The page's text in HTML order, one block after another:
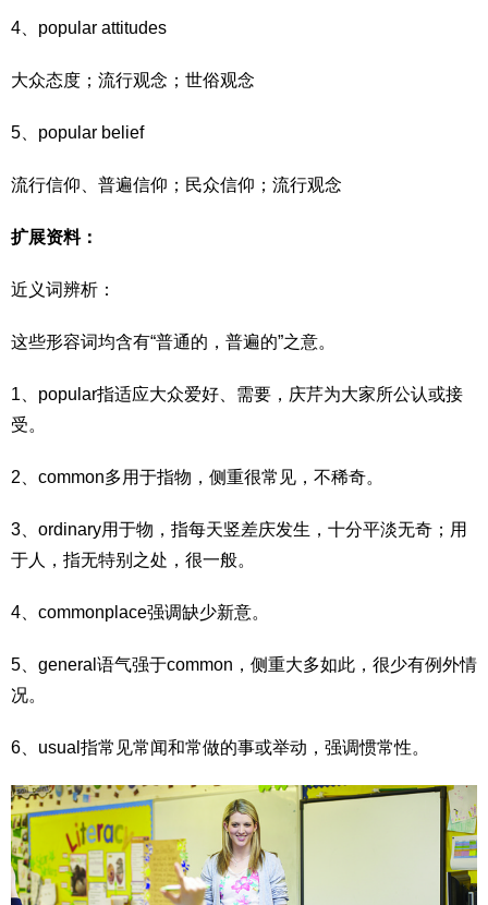
4、popular attitudes
大众态度；流行观念；世俗观念
5、popular belief
流行信仰、普遍信仰；民众信仰；流行观念
扩展资料：
近义词辨析：
这些形容词均含有“普通的，普遍的”之意。
1、popular指适应大众爱好、需要，庆芹为大家所公认或接
受。
2、common多用于指物，侧重很常见，不稀奇。
3、ordinary用于物，指每天竖差庆发生，十分平淡无奇；用
于人，指无特别之处，很一般。
4、commonplace强调缺少新意。
5、general语气强于common，侧重大多如此，很少有例外情
况。
6、usual指常见常闻和常做的事或举动，强调惯常性。